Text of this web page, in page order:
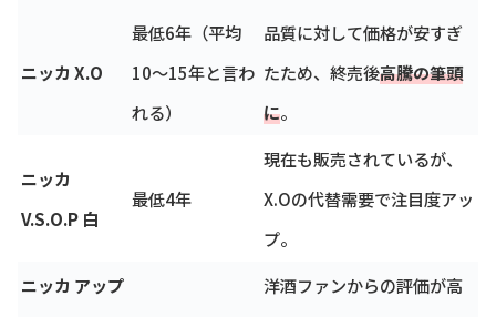
ニッカ X.O
最低6年（平均
10～15年と言わ
れる）
品質に対して価格が安すぎ
たため、終売後高騰の筆頭
に。
ニッカ
V.S.O.P 白
最低4年
現在も販売されているが、
X.Oの代替需要で注目度アッ
プ。
ニッカ アップ
洋酒ファンからの評価が高